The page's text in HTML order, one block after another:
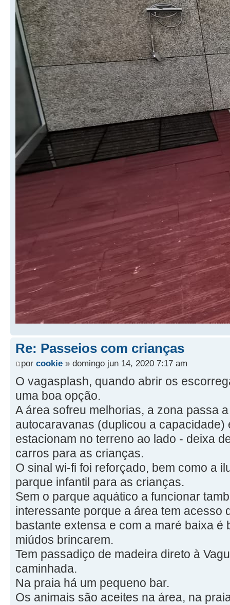
Re: Passeios com crianças
por cookie » domingo jun 14, 2020 7:17 am
O vagasplash, quando abrir os
uma boa opção.
A área sofreu melhorias, a zona passa
autocaravanas (duplicou a capacidade)
estacionam no terreno ao lado - deixa
carros para as crianças.
O sinal wi-fi foi reforçado, bem como a
parque infantil para as crianças.
Sem o parque aquático a funcionar
interessante porque a área tem acesso
bastante extensa e com a maré baixa é
miúdos brincarem.
Tem passadiço de madeira direto à
caminhada.
Na praia há um pequeno bar.
Os animais são aceites na área, na